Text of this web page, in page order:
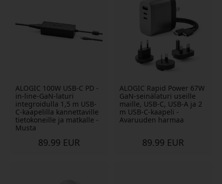
ALOGIC 100W USB-C PD -
in-line-GaN-laturi
integroidulla 1,5 m USB-
C-kaapelilla kannettaville
tietokoneille ja matkalle -
Musta
89.99 EUR
ALOGIC Rapid Power 67W
GaN-seinälaturi useille
maille, USB-C, USB-A ja 2
m USB-C-kaapeli -
Avaruuden harmaa
89.99 EUR